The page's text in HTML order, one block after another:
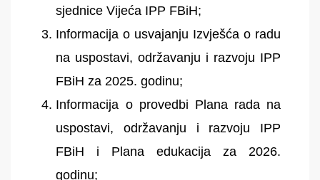
sjednice Vijeća IPP FBiH;
Informacija o usvajanju Izvješća o radu
na uspostavi, održavanju i razvoju IPP
FBiH za 2025. godinu;
Informacija o provedbi Plana rada na
uspostavi, održavanju i razvoju IPP
FBiH i Plana edukacija za 2026.
godinu;